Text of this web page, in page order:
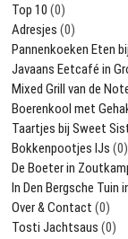
Top 10 (0)
Adresjes (0)
Pannenkoeken Eten
Javaans Eetcafé in
Mixed Grill van de
Boerenkool met
Taartjes bij Sweet
Bokkenpootjes IJs (0)
De Boeter in
In Den Bergsche Tuin
Over & Contact (0)
Tosti Jachtsaus (0)